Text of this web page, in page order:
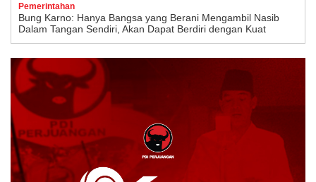
Pemerintahan
Bung Karno: Hanya Bangsa yang Berani Mengambil Nasib
Dalam Tangan Sendiri, Akan Dapat Berdiri dengan Kuat